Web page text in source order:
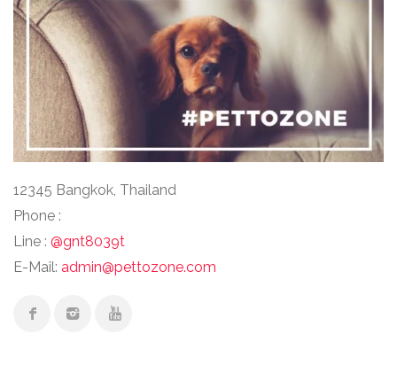
12345 Bangkok, Thailand
Phone :
Line : @gnt8039t
E-Mail: admin@pettozone.com